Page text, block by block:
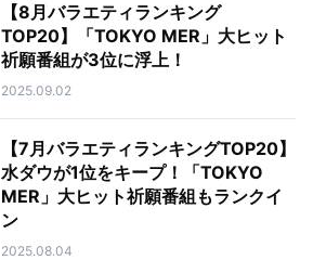
【8月バラエティランキング
TOP20】「TOKYO MER」大ヒット
祈願番組が3位に浮上！
2025.09.02
【7月バラエティランキングTOP20】
水ダウが1位をキープ！「TOKYO
MER」大ヒット祈願番組もランクイ
ン
2025.08.04